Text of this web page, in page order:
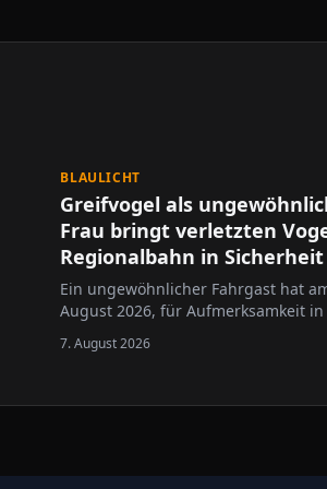
BLAULICHT
Greifvogel als
Frau bringt verletzten
Regionalbahn in Sicherheit
Ein ungewöhnlicher Fahrgast hat
August 2026, für Aufmerksamkeit
Zug, nachdem sie das Tier am
7. August 2026